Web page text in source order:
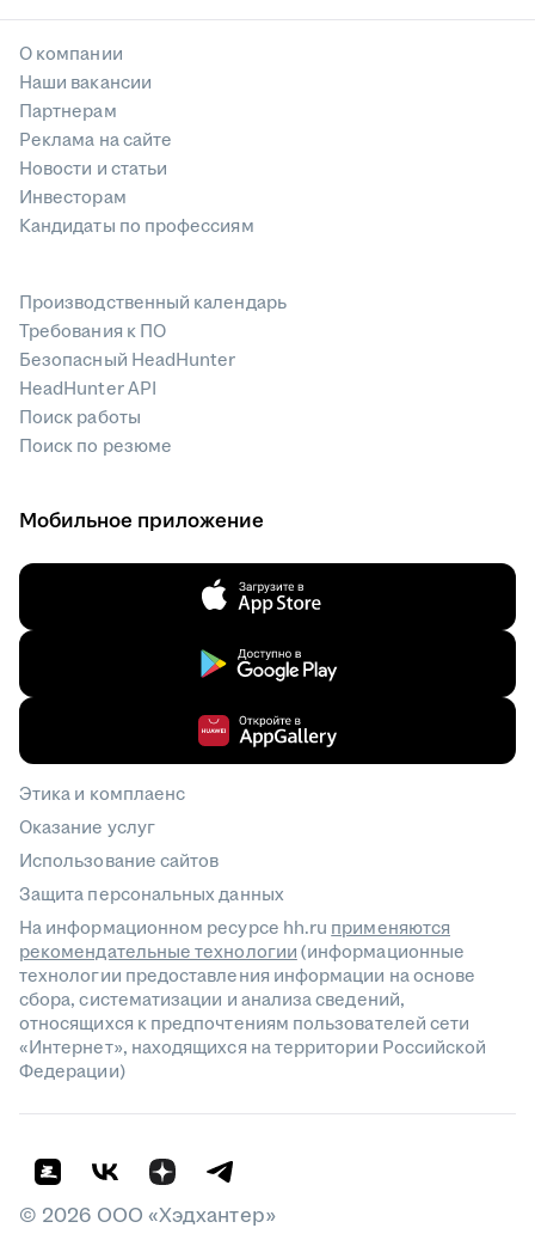
О компании
Наши вакансии
Партнерам
Реклама на сайте
Новости и статьи
Инвесторам
Кандидаты по профессиям
Производственный календарь
Требования к ПО
Безопасный HeadHunter
HeadHunter API
Поиск работы
Поиск по резюме
Мобильное приложение
Этика и комплаенс
Оказание услуг
Использование сайтов
Защита персональных данных
На информационном ресурсе hh.ru применяются
рекомендательные технологии(информационные
технологии предоставления информации на основе
сбора, систематизации и анализа сведений,
относящихся к предпочтениям пользователей сети
«Интернет», находящихся на территории Российской
Федерации)
© 2026 ООО «Хэдхантер»